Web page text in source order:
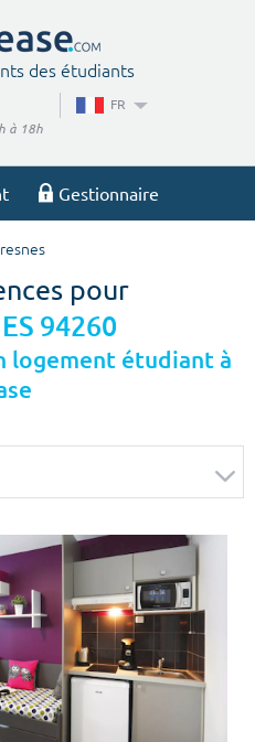
des étudiants
à 18h
FR
Gestionnaire
Colocation
pour
94260
logement étudiant à